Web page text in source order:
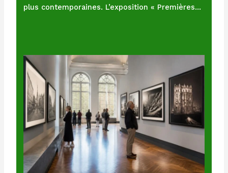
plus contemporaines. L’exposition « Premières…